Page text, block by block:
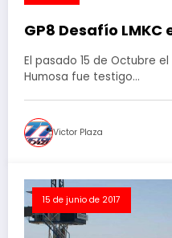
GP8 Desafío LMKC
El pasado 15 de Octubre
Humosa fue testigo…
Victor Plaza
15 de junio de 2017